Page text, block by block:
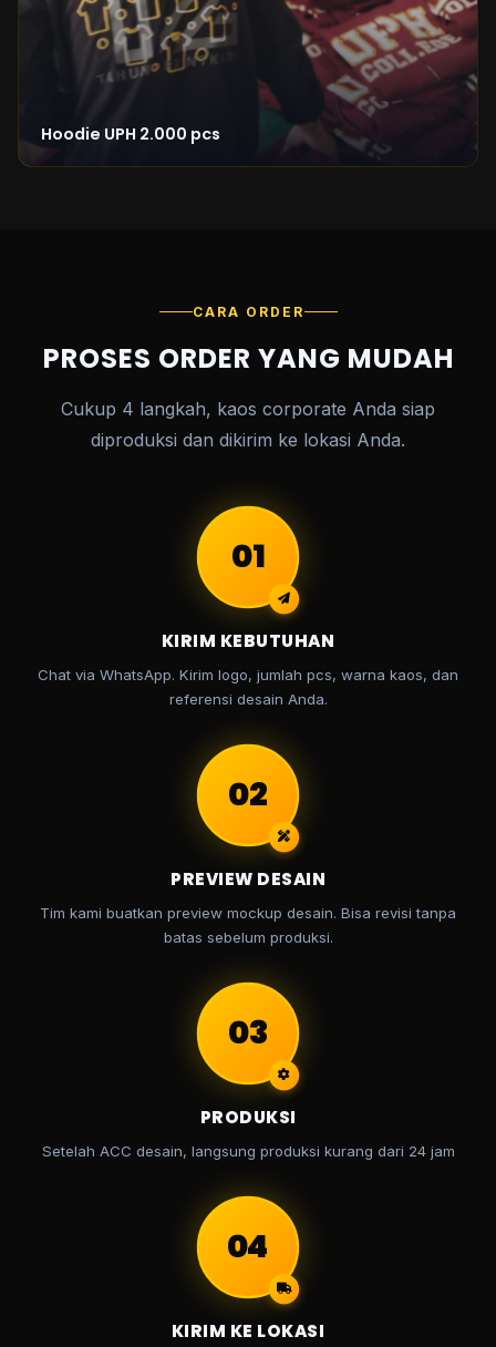
Hoodie UPH 2.000 pcs
CARA ORDER
PROSES ORDER YANG MUDAH
Cukup 4 langkah, kaos corporate Anda siap
diproduksi dan dikirim ke lokasi Anda.
01
KIRIM KEBUTUHAN
Chat via WhatsApp. Kirim logo, jumlah pcs, warna kaos, dan
referensi desain Anda.
02
PREVIEW DESAIN
Tim kami buatkan preview mockup desain. Bisa revisi tanpa
batas sebelum produksi.
03
PRODUKSI
Setelah ACC desain, langsung produksi kurang dari 24 jam
04
KIRIM KE LOKASI